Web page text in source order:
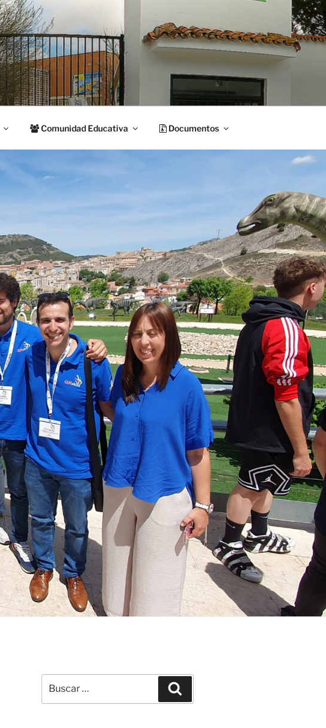
Comunidad Educativa Documentos
por: